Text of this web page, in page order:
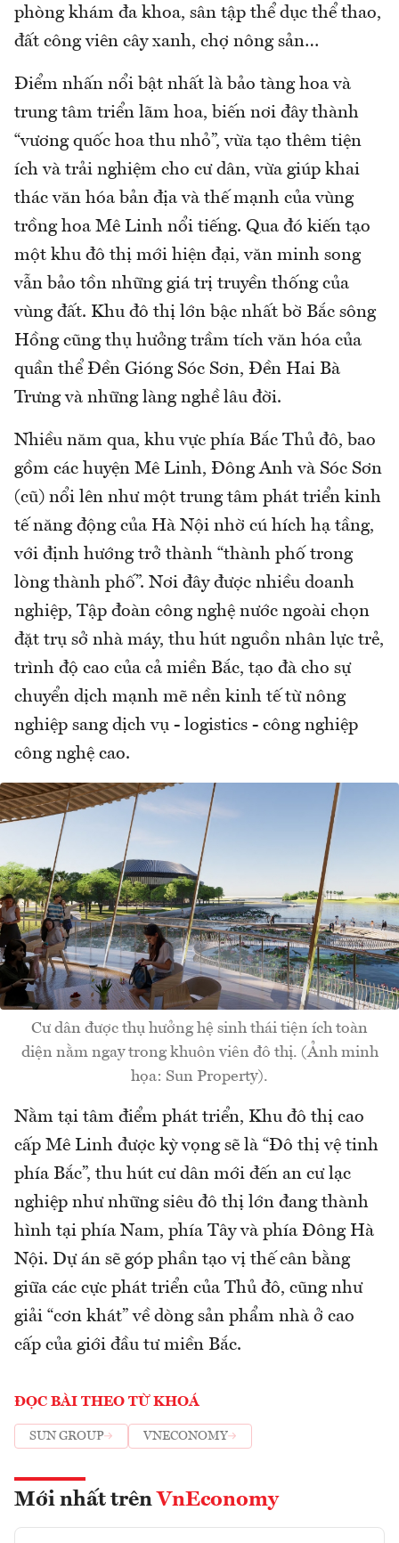
phòng khám đa khoa, sân tập thể dục thể thao,
đất công viên cây xanh, chợ nông sản…
Điểm nhấn nổi bật nhất là bảo tàng hoa và
trung tâm triển lãm hoa, biến nơi đây thành
“vương quốc hoa thu nhỏ”, vừa tạo thêm tiện
ích và trải nghiệm cho cư dân, vừa giúp khai
thác văn hóa bản địa và thế mạnh của vùng
trồng hoa Mê Linh nổi tiếng. Qua đó kiến tạo
một khu đô thị mới hiện đại, văn minh song
vẫn bảo tồn những giá trị truyền thống của
vùng đất. Khu đô thị lớn bậc nhất bờ Bắc sông
Hồng cũng thụ hưởng trầm tích văn hóa của
quần thể Đền Gióng Sóc Sơn, Đền Hai Bà
Trưng và những làng nghề lâu đời.
Nhiều năm qua, khu vực phía Bắc Thủ đô, bao
gồm các huyện Mê Linh, Đông Anh và Sóc Sơn
(cũ) nổi lên như một trung tâm phát triển kinh
tế năng động của Hà Nội nhờ cú hích hạ tầng,
với định hướng trở thành “thành phố trong
lòng thành phố”. Nơi đây được nhiều doanh
nghiệp, Tập đoàn công nghệ nước ngoài chọn
đặt trụ sở nhà máy, thu hút nguồn nhân lực trẻ,
trình độ cao của cả miền Bắc, tạo đà cho sự
chuyển dịch mạnh mẽ nền kinh tế từ nông
nghiệp sang dịch vụ - logistics - công nghiệp
công nghệ cao.
Cư dân được thụ hưởng hệ sinh thái tiện ích toàn
diện nằm ngay trong khuôn viên đô thị. (Ảnh minh
họa: Sun Property).
Nằm tại tâm điểm phát triển, Khu đô thị cao
cấp Mê Linh được kỳ vọng sẽ là “Đô thị vệ tinh
phía Bắc”, thu hút cư dân mới đến an cư lạc
nghiệp như những siêu đô thị lớn đang thành
hình tại phía Nam, phía Tây và phía Đông Hà
Nội. Dự án sẽ góp phần tạo vị thế cân bằng
giữa các cực phát triển của Thủ đô, cũng như
giải “cơn khát” về dòng sản phẩm nhà ở cao
cấp của giới đầu tư miền Bắc.
ĐỌC BÀI THEO TỪ KHOÁ
SUN GROUP VNECONOMY
Mới nhất trên VnEconomy